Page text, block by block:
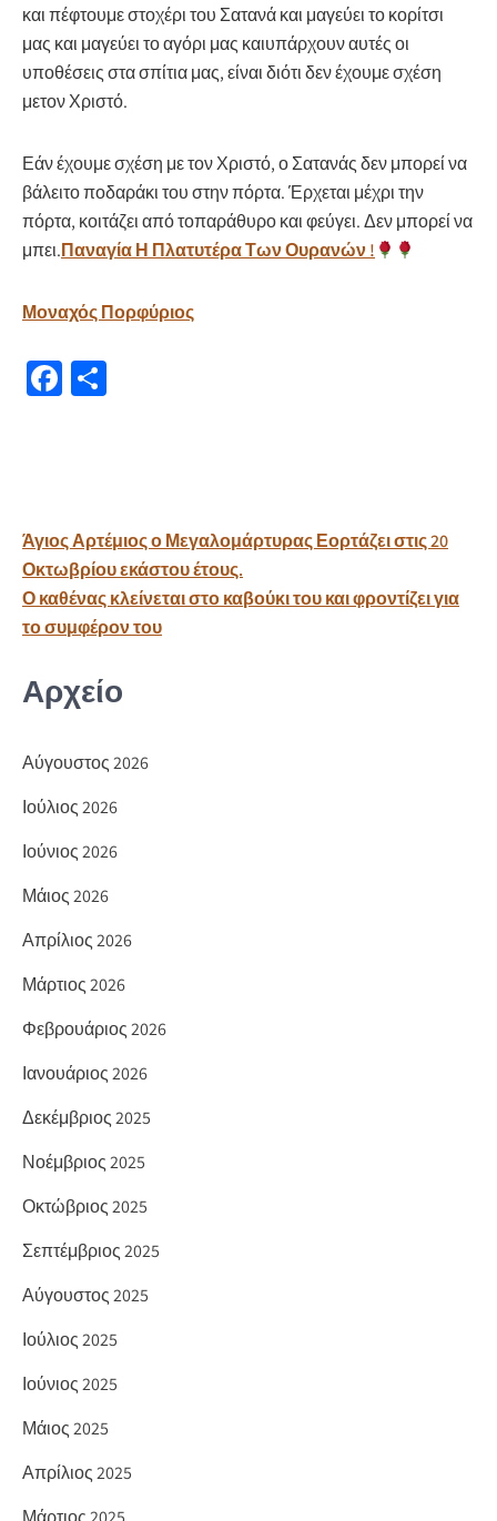
και πέφτουμε στοχέρι του Σατανά και μαγεύει το κορίτσι
μας και μαγεύει το αγόρι μας καιυπάρχουν αυτές οι
υποθέσεις στα σπίτια μας, είναι διότι δεν έχουμε σχέση
μετον Χριστό.
Εάν έχουμε σχέση με τον Χριστό, ο Σατανάς δεν μπορεί να
βάλειτο ποδαράκι του στην πόρτα. Έρχεται μέχρι την
πόρτα, κοιτάζει από τοπαράθυρο και φεύγει. Δεν μπορεί να
μπει.Παναγία Η Πλατυτέρα Των Ουρανών !
Μοναχός Πορφύριος
Fa
k
σ
τε
ίτ
ε
Πλοήγηση
άρθρων
Άγιος Αρτέμιος ο Μεγαλομάρτυρας Εορτάζει στις 20
Οκτωβρίου εκάστου έτους.
Ο καθένας κλείνεται στο καβούκι του και φροντίζει για
το συμφέρον του
Αρχείο
Αύγουστος 2026
Ιούλιος 2026
Ιούνιος 2026
Μάιος 2026
Απρίλιος 2026
Μάρτιος 2026
Φεβρουάριος 2026
Ιανουάριος 2026
Δεκέμβριος 2025
Νοέμβριος 2025
Οκτώβριος 2025
Σεπτέμβριος 2025
Αύγουστος 2025
Ιούλιος 2025
Ιούνιος 2025
Μάιος 2025
Απρίλιος 2025